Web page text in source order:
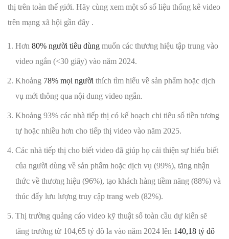
thị trên toàn thế giới. Hãy cùng xem một số số liệu thống kê video
trên mạng xã hội gần đây .
Hơn 80% người tiêu dùng muốn các thương hiệu tập trung vào
video ngắn (<30 giây) vào năm 2024.
Khoảng 78% mọi người thích tìm hiểu về sản phẩm hoặc dịch
vụ mới thông qua nội dung video ngắn.
Khoảng 93% các nhà tiếp thị có kế hoạch chi tiêu số tiền tương
tự hoặc nhiều hơn cho tiếp thị video vào năm 2025.
Các nhà tiếp thị cho biết video đã giúp họ cải thiện sự hiểu biết
của người dùng về sản phẩm hoặc dịch vụ (99%), tăng nhận
thức về thương hiệu (96%), tạo khách hàng tiềm năng (88%) và
thúc đẩy lưu lượng truy cập trang web (82%).
Thị trường quảng cáo video kỹ thuật số toàn cầu dự kiến ​​sẽ
tăng trưởng từ 104,65 tỷ đô la vào năm 2024 lên 140,18 tỷ đô